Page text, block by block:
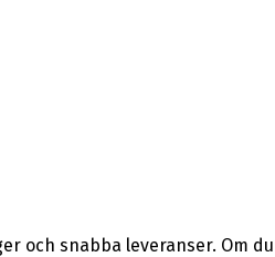
och snabba leveranser. Om